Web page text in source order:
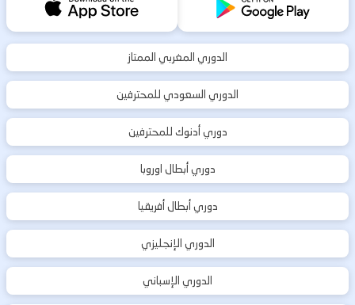
الدوري المغربي الممتاز
الدوري السعودي للمحترفين
دوري أدنوك للمحترفين
دوري أبطال اوروبا
دوري أبطال أفريقيا
الدوري الإنجليزي
الدوري الإسباني